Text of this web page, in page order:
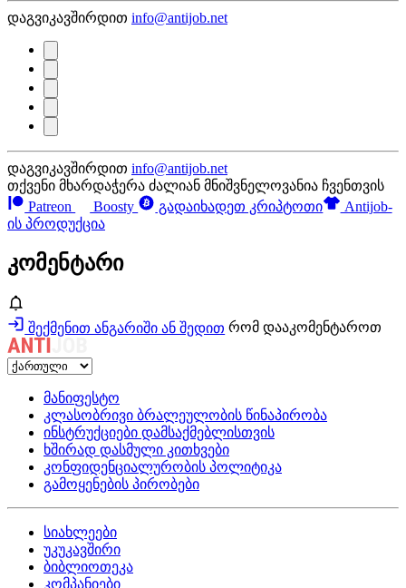
დაგვიკავშირდით info@antijob.net
დაგვიკავშირდით info@antijob.net
თქვენი მხარდაჭერა ძალიან მნიშვნელოვანია ჩვენთვის
Patreon
Boosty გადაიხადეთ კრიპტოთი
Antijob-
ის პროდუქცია
კომენტარი
შექმენით ანგარიში ან შედით რომ დააკომენტაროთ
მანიფესტო
კლასობრივი ბრალეულობის წინაპირობა
ინსტრუქციები დამსაქმებლისთვის
ხშირად დასმული კითხვები
კონფიდენციალურობის პოლიტიკა
გამოყენების პირობები
სიახლეები
უკუკავშირი
ბიბლიოთეკა
კომპანიები